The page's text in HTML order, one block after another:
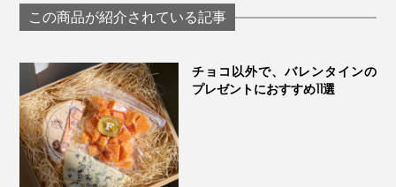
フェイスタオル（縦80cm✕横34cm）
EARTH
「バスタオル」｜浅
野撚糸 エアーかおる
この商品が紹介されている記事
チョコ以外で、バレンタインの
プレゼントにおすすめ11選